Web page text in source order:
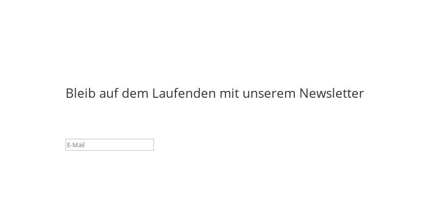
Bleib auf dem Laufenden mit unserem Newsletter